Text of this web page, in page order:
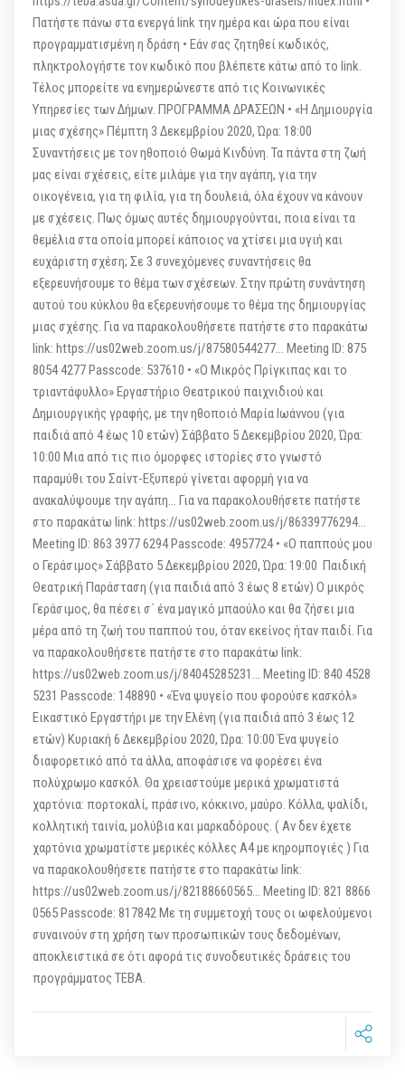
Πατήστε πάνω στα ενεργά link την ημέρα και ώρα που είναι
προγραμματισμένη η δράση • Εάν σας ζητηθεί κωδικός,
πληκτρολογήστε τον κωδικό που βλέπετε κάτω από το link.
Τέλος μπορείτε να ενημερώνεστε από τις Κοινωνικές
Υπηρεσίες των Δήμων. ΠΡΟΓΡΑΜΜΑ ΔΡΑΣΕΩΝ • «Η Δημιουργία
μιας σχέσης» Πέμπτη 3 Δεκεμβρίου 2020, Ώρα: 18:00
Συναντήσεις με τον ηθοποιό Θωμά Κινδύνη. Τα πάντα στη ζωή
μας είναι σχέσεις, είτε μιλάμε για την αγάπη, για την
οικογένεια, για τη φιλία, για τη δουλειά, όλα έχουν να κάνουν
με σχέσεις. Πως όμως αυτές δημιουργούνται, ποια είναι τα
θεμέλια στα οποία μπορεί κάποιος να χτίσει μια υγιή και
ευχάριστη σχέση; Σε 3 συνεχόμενες συναντήσεις θα
εξερευνήσουμε το θέμα των σχέσεων. Στην πρώτη συνάντηση
αυτού του κύκλου θα εξερευνήσουμε το θέμα της δημιουργίας
μιας σχέσης. Για να παρακολουθήσετε πατήστε στο παρακάτω
link: https://us02web.zoom.us/j/87580544277… Meeting ID: 875
8054 4277 Passcode: 537610 • «Ο Μικρός Πρίγκιπας και το
τριαντάφυλλο» Εργαστήριο Θεατρικού παιχνιδιού και
Δημιουργικής γραφής, με την ηθοποιό Μαρία Ιωάννου (για
παιδιά από 4 έως 10 ετών) Σάββατο 5 Δεκεμβρίου 2020, Ώρα:
10:00 Μια από τις πιο όμορφες ιστορίες στο γνωστό
παραμύθι του Σαίντ-Εξυπερύ γίνεται αφορμή για να
ανακαλύψουμε την αγάπη… Για να παρακολουθήσετε πατήστε
στο παρακάτω link: https://us02web.zoom.us/j/86339776294…
Meeting ID: 863 3977 6294 Passcode: 4957724 • «Ο παππούς μου
ο Γεράσιμος» Σάββατο 5 Δεκεμβρίου 2020, Ώρα: 19:00 Παιδική
Θεατρική Παράσταση (για παιδιά από 3 έως 8 ετών) Ο μικρός
Γεράσιμος, θα πέσει σ΄ ένα μαγικό μπαούλο και θα ζήσει μια
μέρα από τη ζωή του παππού του, όταν εκείνος ήταν παιδί. Για
να παρακολουθήσετε πατήστε στο παρακάτω link:
https://us02web.zoom.us/j/84045285231… Meeting ID: 840 4528
5231 Passcode: 148890 • «Ένα ψυγείο που φορούσε κασκόλ»
Εικαστικό Εργαστήρι με την Ελένη (για παιδιά από 3 έως 12
ετών) Κυριακή 6 Δεκεμβρίου 2020, Ώρα: 10:00 Ένα ψυγείο
διαφορετικό από τα άλλα, αποφάσισε να φορέσει ένα
πολύχρωμο κασκόλ. Θα χρειαστούμε μερικά χρωματιστά
χαρτόνια: πορτοκαλί, πράσινο, κόκκινο, μαύρο. Κόλλα, ψαλίδι,
κολλητική ταινία, μολύβια και μαρκαδόρους. ( Αν δεν έχετε
χαρτόνια χρωματίστε μερικές κόλλες Α4 με κηρομπογιές ) Για
να παρακολουθήσετε πατήστε στο παρακάτω link:
https://us02web.zoom.us/j/82188660565… Meeting ID: 821 8866
0565 Passcode: 817842 Με τη συμμετοχή τους οι ωφελούμενοι
συναινούν στη χρήση των προσωπικών τους δεδομένων,
αποκλειστικά σε ότι αφορά τις συνοδευτικές δράσεις του
προγράμματος ΤΕΒΑ.